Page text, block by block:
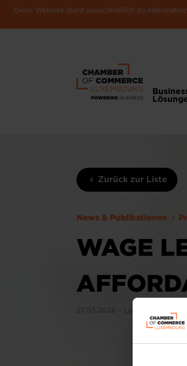
Diese Website dient ausschließlich zu
Zurück zur Liste
News & Publikationen
WAGE